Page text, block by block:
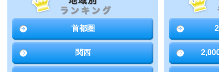
首都圏
関西